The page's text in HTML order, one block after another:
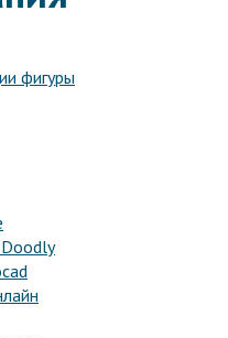
фигуры